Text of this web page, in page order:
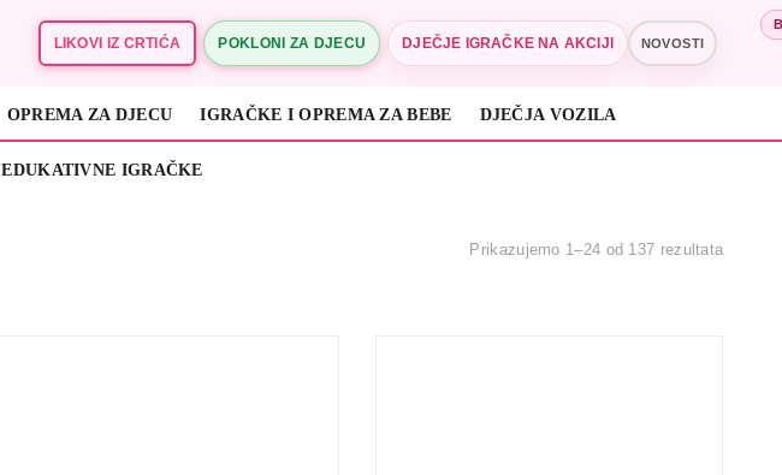
LIKOVI IZ CRTIĆA POKLONI ZA DJECU DJEČJE IGRAČKE NA AKCIJI NOVOSTI
OPREMA ZA DJECU IGRAČKE I OPREMA ZA BEBE DJEČJA VOZILA
EDUKATIVNE IGRAČKE
Prikazujemo 1–24 od 137 rezultata